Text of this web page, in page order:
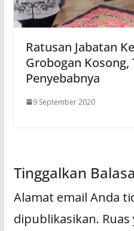
Ratusan Jabatan
Grobogan Kosong,
Penyebabnya
9 September 2020
Tinggalkan
Alamat email Anda
dipublikasikan.